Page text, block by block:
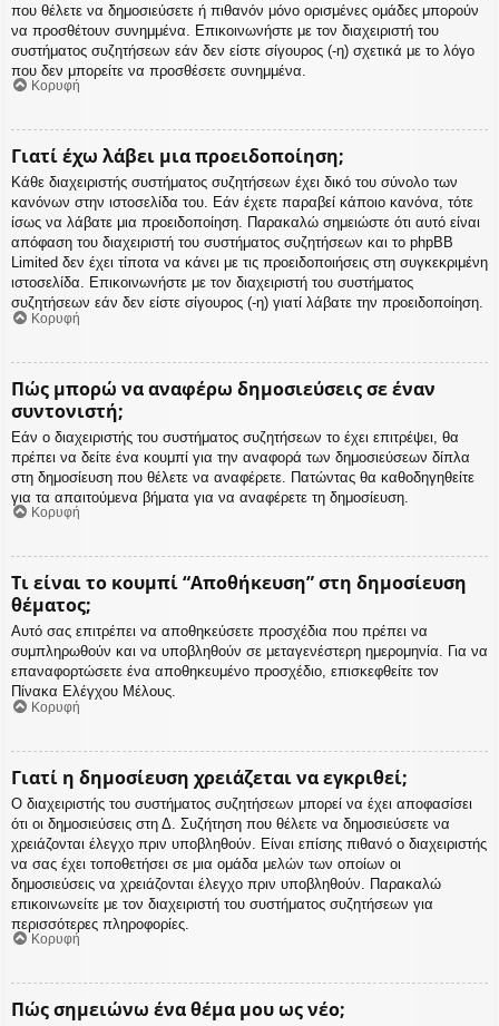
που θέλετε να δημοσιεύσετε ή πιθανόν μόνο ορισμένες ομάδες μπορούν
να προσθέτουν συνημμένα. Επικοινωνήστε με τον διαχειριστή του
συστήματος συζητήσεων εάν δεν είστε σίγουρος (-η) σχετικά με το λόγο
που δεν μπορείτε να προσθέσετε συνημμένα.
Κορυφή
Γιατί έχω λάβει μια προειδοποίηση;
Κάθε διαχειριστής συστήματος συζητήσεων έχει δικό του σύνολο των
κανόνων στην ιστοσελίδα του. Εάν έχετε παραβεί κάποιο κανόνα, τότε
ίσως να λάβατε μια προειδοποίηση. Παρακαλώ σημειώστε ότι αυτό είναι
απόφαση του διαχειριστή του συστήματος συζητήσεων και το phpBB
Limited δεν έχει τίποτα να κάνει με τις προειδοποιήσεις στη συγκεκριμένη
ιστοσελίδα. Επικοινωνήστε με τον διαχειριστή του συστήματος
συζητήσεων εάν δεν είστε σίγουρος (-η) γιατί λάβατε την προειδοποίηση.
Κορυφή
Πώς μπορώ να αναφέρω δημοσιεύσεις σε έναν
συντονιστή;
Εάν ο διαχειριστής του συστήματος συζητήσεων το έχει επιτρέψει, θα
πρέπει να δείτε ένα κουμπί για την αναφορά των δημοσιεύσεων δίπλα
στη δημοσίευση που θέλετε να αναφέρετε. Πατώντας θα καθοδηγηθείτε
για τα απαιτούμενα βήματα για να αναφέρετε τη δημοσίευση.
Κορυφή
Τι είναι το κουμπί “Αποθήκευση” στη δημοσίευση
θέματος;
Αυτό σας επιτρέπει να αποθηκεύσετε προσχέδια που πρέπει να
συμπληρωθούν και να υποβληθούν σε μεταγενέστερη ημερομηνία. Για να
επαναφορτώσετε ένα αποθηκευμένο προσχέδιο, επισκεφθείτε τον
Πίνακα Ελέγχου Μέλους.
Κορυφή
Γιατί η δημοσίευση χρειάζεται να εγκριθεί;
Ο διαχειριστής του συστήματος συζητήσεων μπορεί να έχει αποφασίσει
ότι οι δημοσιεύσεις στη Δ. Συζήτηση που θέλετε να δημοσιεύσετε να
χρειάζονται έλεγχο πριν υποβληθούν. Είναι επίσης πιθανό ο διαχειριστής
να σας έχει τοποθετήσει σε μια ομάδα μελών των οποίων οι
δημοσιεύσεις να χρειάζονται έλεγχο πριν υποβληθούν. Παρακαλώ
επικοινωνείτε με τον διαχειριστή του συστήματος συζητήσεων για
περισσότερες πληροφορίες.
Κορυφή
Πώς σημειώνω ένα θέμα μου ως νέο;